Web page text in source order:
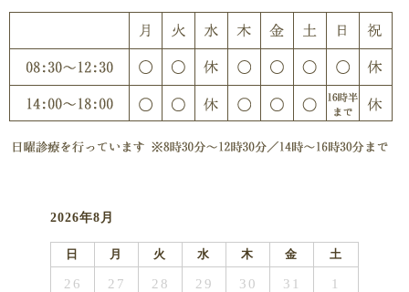
2026年8月
日 月 火 水 木 金 土
26 27 28 29 30 31 1